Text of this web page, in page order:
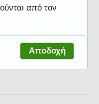
από τον
Αποδοχή